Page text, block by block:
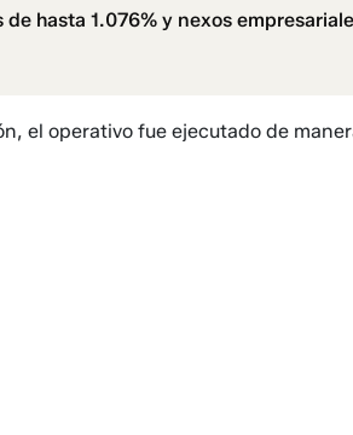
hasta 1.076% y nexos
el operativo fue ejecutado de